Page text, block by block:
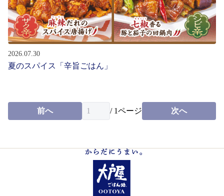
会社情報
English
パート・アルバイト募集 新卒・中途社員募集
2026.07.30
夏のスパイス「辛旨ごはん」
前へ / 1ページ 次へ